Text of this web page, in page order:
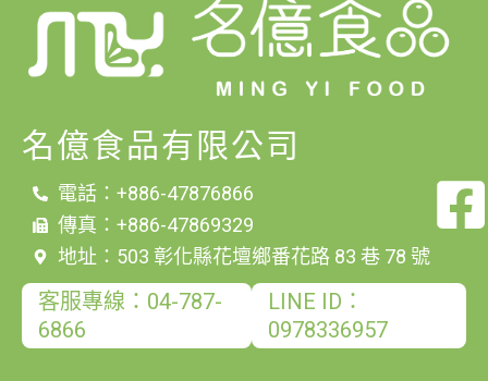
名億食品有限公司
電話：+886-47876866
傳真：+886-47869329
地址：503 彰化縣花壇鄉番花路 83 巷 78 號
客服專線：04-787-
6866
LINE ID：
0978336957